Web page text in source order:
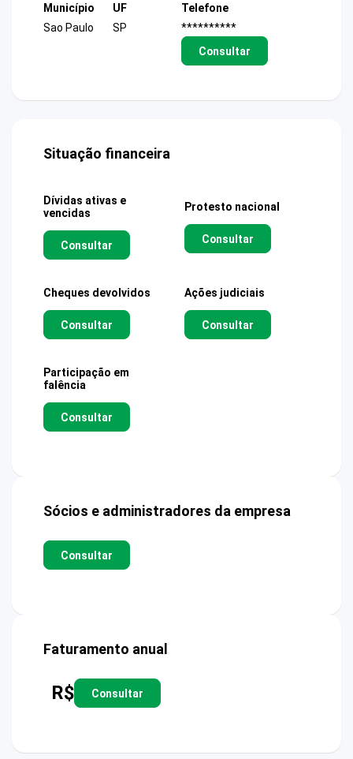
Município
Sao Paulo
UF
SP
Telefone
**********
Consultar
Situação financeira
Dívidas ativas e
vencidas
Consultar
Protesto nacional
Consultar
Cheques devolvidos
Consultar
Ações judiciais
Consultar
Participação em
falência
Consultar
Sócios e administradores da empresa
Consultar
Faturamento anual
R$ Consultar